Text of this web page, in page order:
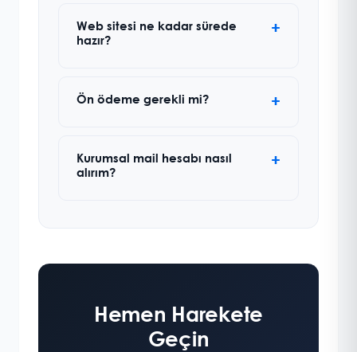
Web sitesi ne kadar sürede
hazır?
Ön ödeme gerekli mi?
Kurumsal mail hesabı nasıl
alırım?
Hemen Harekete
Geçin